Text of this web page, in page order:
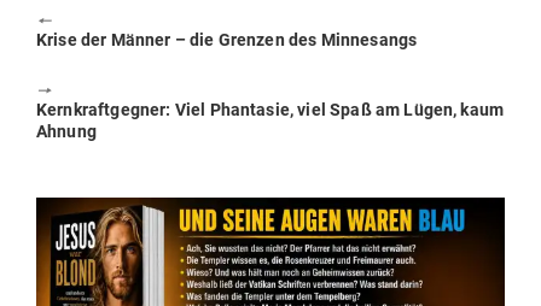
🠔
Previous
Krise der Männer – die Grenzen des Minnesangs
🠖
Next
post:
Kern­kraft­gegner: Viel Phan­tasie, viel Spaß am Lügen, kaum
Ahnung